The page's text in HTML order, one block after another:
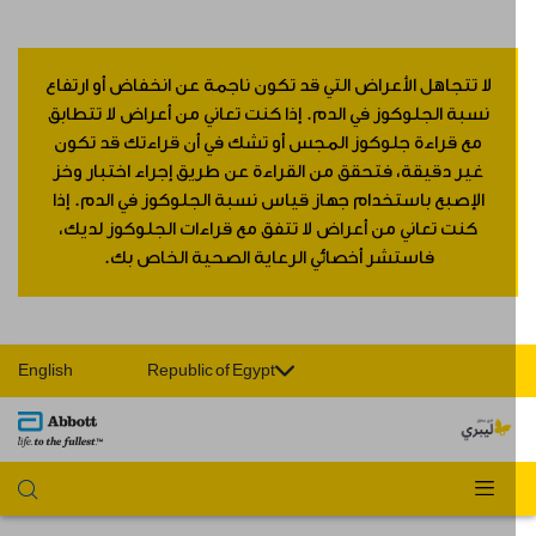
لا تتجاهل الأعراض التي قد تكون ناجمة عن انخفاض أو ارتفاع
نسبة الجلوكوز في الدم. إذا كنت تعاني من أعراض لا تتطابق
مع قراءة جلوكوز المجس أو تشك في أن قراءتك قد تكون
غير دقيقة، فتحقق من القراءة عن طريق إجراء اختبار وخز
الإصبع باستخدام جهاز قياس نسبة الجلوكوز في الدم. إذا
كنت تعاني من أعراض لا تتفق مع قراءات الجلوكوز لديك،
فاستشر أخصائي الرعاية الصحية الخاص بك.
Republic of Egypt
English